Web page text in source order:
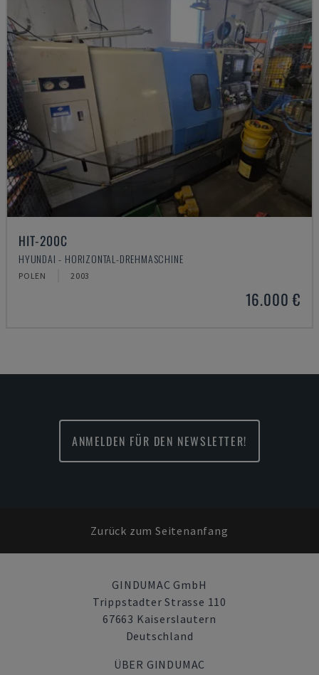
HIT-200C
HYUNDAI - HORIZONTAL-DREHMASCHINE
POLEN 2003
16.000 €
ANMELDEN FÜR DEN NEWSLETTER!
Zurück zum Seitenanfang
GINDUMAC GmbH
Trippstadter Strasse 110
67663 Kaiserslautern
Deutschland
ÜBER GINDUMAC